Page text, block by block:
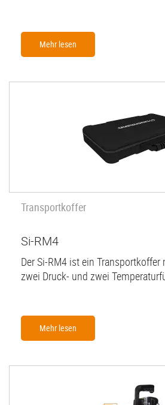
Mehr lesen
Transportkoffer
Si-RM4
Der Si-RM4 ist ein
zwei Druck- und zwei
Mehr lesen